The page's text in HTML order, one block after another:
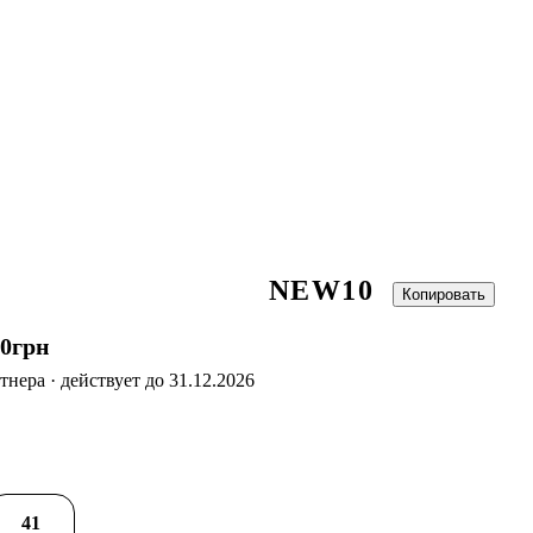
NEW10 Копировать
грн
· действует до 31.12.2026
41